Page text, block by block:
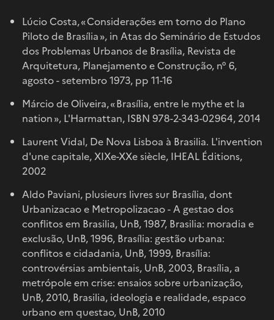
Lúcio Costa, « Considerações em torno do Plano
Piloto de Brasília », in Atas do Seminário de Estudos
dos Problemas Urbanos de Brasília, Revista de
Arquitetura, Planejamento e Construção, n° 6,
agosto - setembro 1973, pp 11-16
Márcio de Oliveira, « Brasília, entre le mythe et la
nation », L'Harmattan, ISBN 978-2-343-02964, 2014
Laurent Vidal, De Nova Lisboa à Brasilia. L'invention
d'une capitale, XIXe-XXe siècle, IHEAL Éditions,
2002
Aldo Paviani, plusieurs livres sur Brasília, dont
Urbanizacao e Metropolizacao - A gestao dos
conflitos em Brasilia, UnB, 1987, Brasilia: moradia e
exclusão, UnB, 1996, Brasília: gestão urbana:
conflitos e cidadania, UnB, 1999, Brasília:
controvérsias ambientais, UnB, 2003, Brasília, a
metrópole em crise: ensaios sobre urbanização,
UnB, 2010, Brasilia, ideologia e realidade, espaco
urbano em questao, UnB, 2010